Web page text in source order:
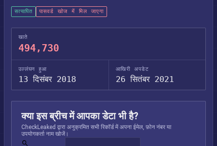
सत्यापित पासवर्ड खोज में मिल जाएगा
खाते
494,730
उल्लंघन हुआ
13 दिसंबर 2018
आखिरी अपडेट
26 सितंबर 2021
क्या इस ब्रीच में आपका डेटा भी है?
CheckLeaked द्वारा अनुक्रमित सभी रिकॉर्ड में अपना ईमेल, फ़ोन नंबर या
उपयोगकर्ता नाम खोजें।